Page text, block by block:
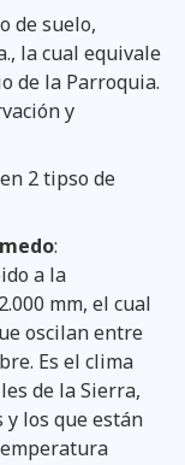
de suelo,
la cual equivale
de la Parroquia.
y
2 tipso de
:
a la
mm, el cual
oscilan entre
Es el clima
de la Sierra,
los que están